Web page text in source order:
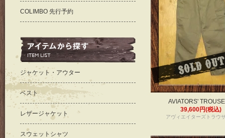
AVIATORS'
39,600円(税込)
アヴィエイターズトラウ
COLIMBO 先行予約
ジャケット・アウター
ベスト
レザージャケット
スウェットシャツ